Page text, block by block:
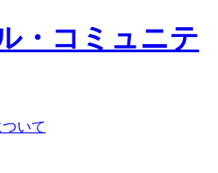
いて